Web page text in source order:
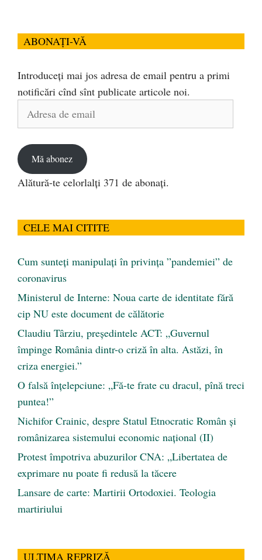
ABONAȚI-VĂ
Introduceți mai jos adresa de email pentru a primi
notificări cînd sînt publicate articole noi.
Mă abonez
Alătură-te celorlalți 371 de abonați.
CELE MAI CITITE
Cum sunteți manipulați în privința ”pandemiei” de
coronavirus
Ministerul de Interne: Noua carte de identitate fără
cip NU este document de călătorie
Claudiu Târziu, președintele ACT: „Guvernul
împinge România dintr-o criză în alta. Astăzi, în
criza energiei.”
O falsă înțelepciune: „Fă-te frate cu dracul, pînă treci
puntea!”
Nichifor Crainic, despre Statul Etnocratic Român şi
românizarea sistemului economic naţional (II)
Protest împotriva abuzurilor CNA: „Libertatea de
exprimare nu poate fi redusă la tăcere
Lansare de carte: Martirii Ortodoxiei. Teologia
martiriului
ULTIMA REPRIZĂ